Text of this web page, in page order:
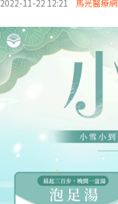
2022-11-22 12:21 馬光醫療網